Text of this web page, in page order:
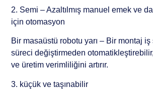
2. Semi – Azaltılmış manuel emek ve
için otomasyon
Bir masaüstü robotu yarı – Bir montaj
süreci değiştirmeden
ve üretim verimliliğini artırır.
3. küçük ve taşınabilir